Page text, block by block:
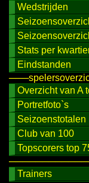
Wedstrijden
Stats per
Eindstanden
Overzicht van A
Portretfoto`s
Seizoenstotalen
Club van 100
Topscorers top
Trainers